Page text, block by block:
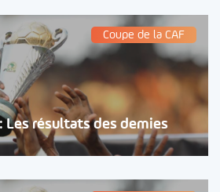
Coupe de la CAF
Les résultats des demies